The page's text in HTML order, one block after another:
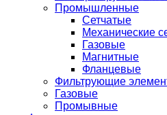
Промышленные
Сетчатые
Механические
Газовые
Магнитные
Фланцевые
Фильтрующие
Газовые
Промывные